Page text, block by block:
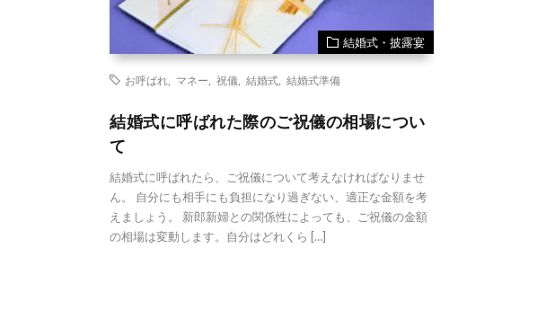
結婚式・披露宴
お呼ばれ マネー 祝儀 結婚式 結婚式準備
結婚式に呼ばれた際のご祝儀の相場につい
て
結婚式に呼ばれたら、ご祝儀について考えなければなりませ
ん。 自分にも相手にも負担になり過ぎない、適正な金額を考
えましょう。 新郎新婦との関係性によっても、ご祝儀の金額
の相場は変動します。自分はどれくら […]